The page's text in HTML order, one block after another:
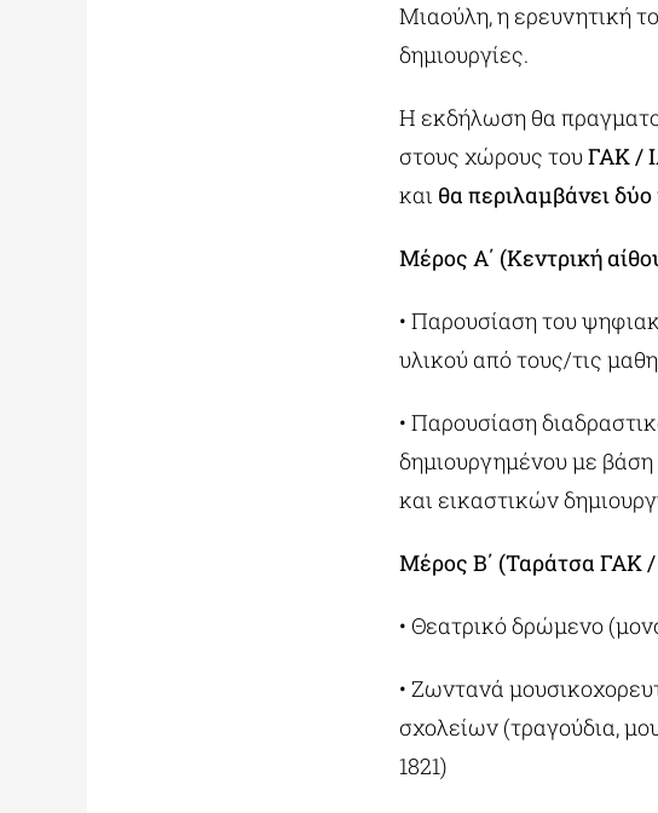
Μιαούλη, η ερευνητική
δημιουργίες.
Η εκδήλωση θα
στους χώρους τουΓΑΚ /
και θα περιλαμβάνει
Μέρος Α΄ (Κεντρική
• Παρουσίαση του
υλικού από τους/τις
• Παρουσίαση
δημιουργημένου με
και εικαστικών
Μέρος Β΄ (Ταράτσα ΓΑΚ
• Θεατρικό δρώμενο
• Ζωντανά
σχολείων (τραγούδια,
1821)